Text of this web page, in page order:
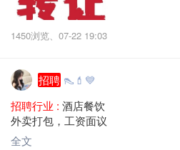
1450浏览、 07-22 19:03
招聘 👠💄💙
招聘行业 : 酒店餐饮
外卖打包，工资面议
全文